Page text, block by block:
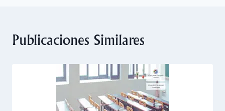
Publicaciones Similares